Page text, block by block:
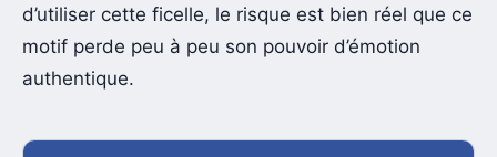
d’utiliser cette ficelle, le risque est bien réel que ce
motif perde peu à peu son pouvoir d’émotion
authentique.